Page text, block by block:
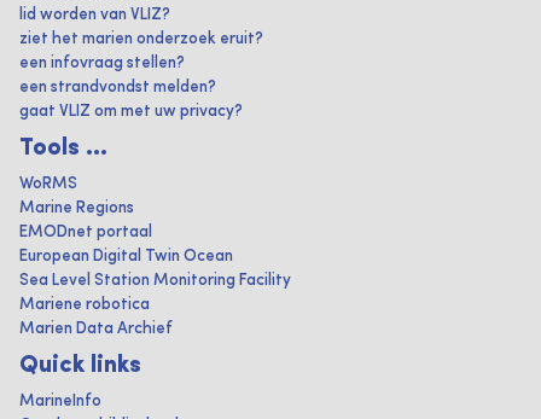
lid worden van VLIZ?
ziet het marien onderzoek eruit?
een infovraag stellen?
een strandvondst melden?
gaat VLIZ om met uw privacy?
Tools ...
WoRMS
Marine Regions
EMODnet portaal
European Digital Twin Ocean
Sea Level Station Monitoring Facility
Mariene robotica
Marien Data Archief
Quick links
MarineInfo